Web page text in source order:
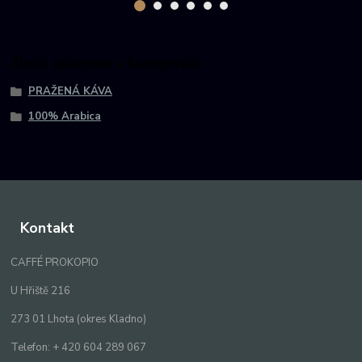
PRAŽENÁ KÁVA
100% Arabica
Kontakt
CAFFÉ PROKOPIO
U Hřiště 216
273 01 Lhota (okres Kladno)
Telefon: + 420 604 289 067